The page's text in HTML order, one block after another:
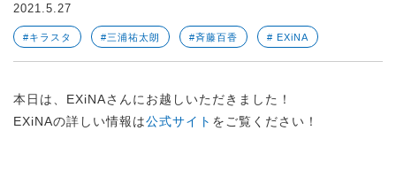
2021.5.27
#キラスタ #三浦祐太朗 #斉藤百香 # EXiNA
本日は、EXiNAさんにお越しいただきました！
EXiNAの詳しい情報は公式サイト をご覧ください！